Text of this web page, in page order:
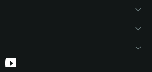
บรนด์
ดภัย
าต
นตัว